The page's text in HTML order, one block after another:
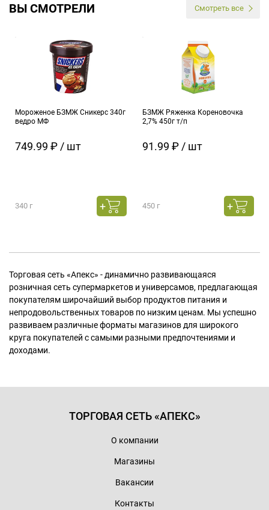
ВЫ СМОТРЕЛИ Смотреть все
Мороженое БЗМЖ Сникерс 340г
ведро МФ
749.99 ₽ / шт
340 г
БЗМЖ Ряженка Кореновочка
2,7% 450г т/п
91.99 ₽ / шт
450 г
Торговая сеть «Апекс» - динамично развивающаяся
розничная сеть супермаркетов и универсамов, предлагающая
покупателям широчайший выбор продуктов питания и
непродовольственных товаров по низким ценам. Мы успешно
развиваем различные форматы магазинов для широкого
круга покупателей с самыми разными предпочтениями и
доходами.
ТОРГОВАЯ СЕТЬ «АПЕКС»
О компании
Магазины
Вакансии
Контакты